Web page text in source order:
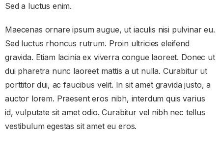
Sed a luctus enim.
Maecenas ornare ipsum augue, ut iaculis nisi pulvinar eu.
Sed luctus rhoncus rutrum. Proin ultricies eleifend
gravida. Etiam lacinia ex viverra congue laoreet. Donec ut
dui pharetra nunc laoreet mattis a ut nulla. Curabitur ut
porttitor dui, ac faucibus velit. In sit amet gravida justo, a
auctor lorem. Praesent eros nibh, interdum quis varius
id, vulputate sit amet odio. Curabitur vel nibh nec tellus
vestibulum egestas sit amet eu eros.